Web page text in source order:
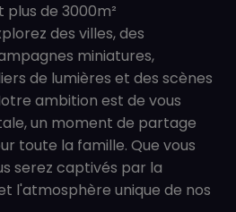
plus de 3000m²
des villes, des
miniatures,
de lumières et des scènes
ambition est de vous
un moment de partage
toute la famille. Que vous
serez captivés par la
l'atmosphère unique de nos